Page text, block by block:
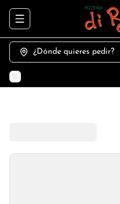
Abrir menu de navegación
¿Dónde quieres pedir?